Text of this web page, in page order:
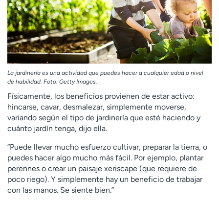
La jardinería es una actividad que puedes hacer a cualquier edad o nivel
de habilidad. Foto: Getty Images.
Físicamente, los beneficios provienen de estar activo:
hincarse, cavar, desmalezar, simplemente moverse,
variando según el tipo de jardinería que esté haciendo y
cuánto jardín tenga, dijo ella.
“Puede llevar mucho esfuerzo cultivar, preparar la tierra, o
puedes hacer algo mucho más fácil. Por ejemplo, plantar
perennes o crear un paisaje xeriscape (que requiere de
poco riego). Y simplemente hay un beneficio de trabajar
con las manos. Se siente bien.”